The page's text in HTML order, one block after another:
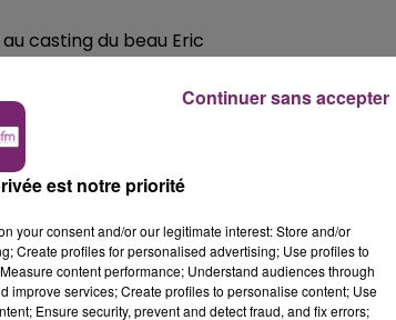
casting du beau Eric
Darker (Cinquante
gosse pour le troisième et
fans de la série
vu dans Des jours et
le garde du corps que
films. Car cela va sans
même d'entrer dans le
au cinéma s'annonce
est notre priorité
your consent and/or our legitimate interest: Store and/or
Create profiles for personalised advertising; Use profiles to
content performance; Understand audiences through
improve services; Create profiles to personalise content; Use
Ensure security, prevent and detect fraud, and fix errors;
Continuer sans accepter